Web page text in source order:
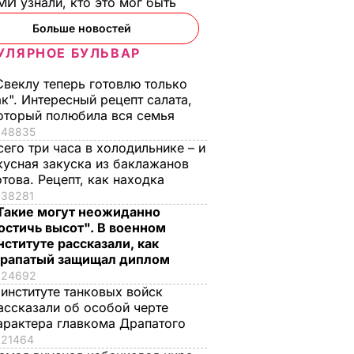
что
и
Венецианская
комиссия не
Больше новостей
БУЛЬВАР
теперь готовлю только
Интересный рецепт салата,
полюбила вся семья
48835
три часа в холодильнике – и
закуска из баклажанов
Рецепт, как находка
38281
могут неожиданно
высот". В военном
рассказали, как
защищал диплом
24692
танковых войск
об особой черте
главкома Драпатого
21464